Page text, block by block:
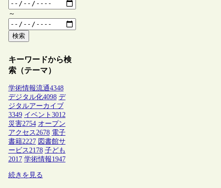
～
検索
キーワードから検
索（テーマ）
学術情報流通4348
デジタル化4098 デ
ジタルアーカイブ
3349 イベント 3012
災害2754 オープン
アクセス2678 電子
書籍2227 図書館サ
ービス2178 子ども
2017 学術情報1947
続きを見る